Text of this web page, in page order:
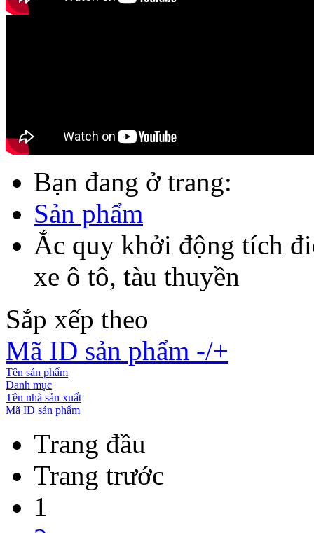
Bạn đang ở trang:
Sản phẩm
Ắc quy khởi động tích
xe ô tô, tàu thuyền
Sắp xếp theo
Mã ID sản phẩm -/+
Tên sản phẩm
Danh mục
Tên nhà sản xuất
Mã ID sản phẩm
Trang đầu
Trang trước
1